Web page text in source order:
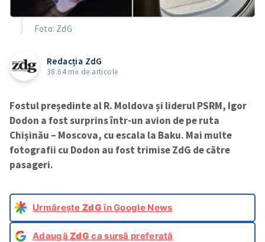
Foto: ZdG
Redacția ZdG
38.64 mii de articole
Fostul președinte al R. Moldova și liderul PSRM, Igor
Dodon a fost surprins într-un avion de pe ruta
Chișinău – Moscova, cu escala la Baku. Mai multe
fotografii cu Dodon au fost trimise ZdG de către
pasageri.
Urmărește ZdGîn Google News
AdaugăZdG ca sursă preferată